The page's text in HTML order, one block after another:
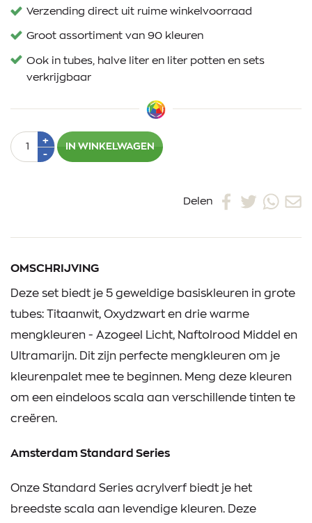
Verzending direct uit ruime winkelvoorraad
Groot assortiment van 90 kleuren
Ook in tubes, halve liter en liter potten en sets
verkrijgbaar
Aantal+Plus
-Min
IN WINKELWAGEN
Delen
OMSCHRIJVING
Deze set biedt je 5 geweldige basiskleuren in grote
tubes: Titaanwit, Oxydzwart en drie warme
mengkleuren - Azogeel Licht, Naftolrood Middel en
Ultramarijn. Dit zijn perfecte mengkleuren om je
kleurenpalet mee te beginnen. Meng deze kleuren
om een eindeloos scala aan verschillende tinten te
creëren.
Amsterdam Standard Series
Onze Standard Series acrylverf biedt je het
breedste scala aan levendige kleuren. Deze